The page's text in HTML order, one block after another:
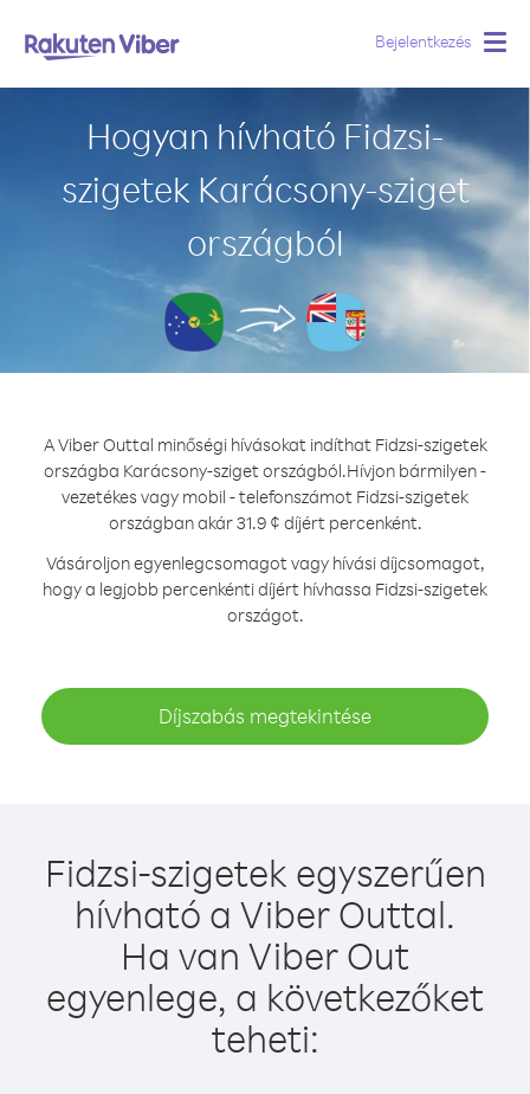
Bejelentkezés
Hogyan hívható Fidzsi-
szigetek Karácsony-sziget
országból
A Viber Outtal minőségi hívásokat indíthat Fidzsi-szigetek
országba Karácsony-sziget országból.Hívjon bármilyen -
vezetékes vagy mobil - telefonszámot Fidzsi-szigetek
országban akár 31.9 ¢ díjért percenként.
Vásároljon egyenlegcsomagot vagy hívási díjcsomagot,
hogy a legjobb percenkénti díjért hívhassa Fidzsi-szigetek
országot.
Díjszabás megtekintése
Fidzsi-szigetek egyszerűen
hívható a Viber Outtal.
Ha van Viber Out
egyenlege, a következőket
teheti: